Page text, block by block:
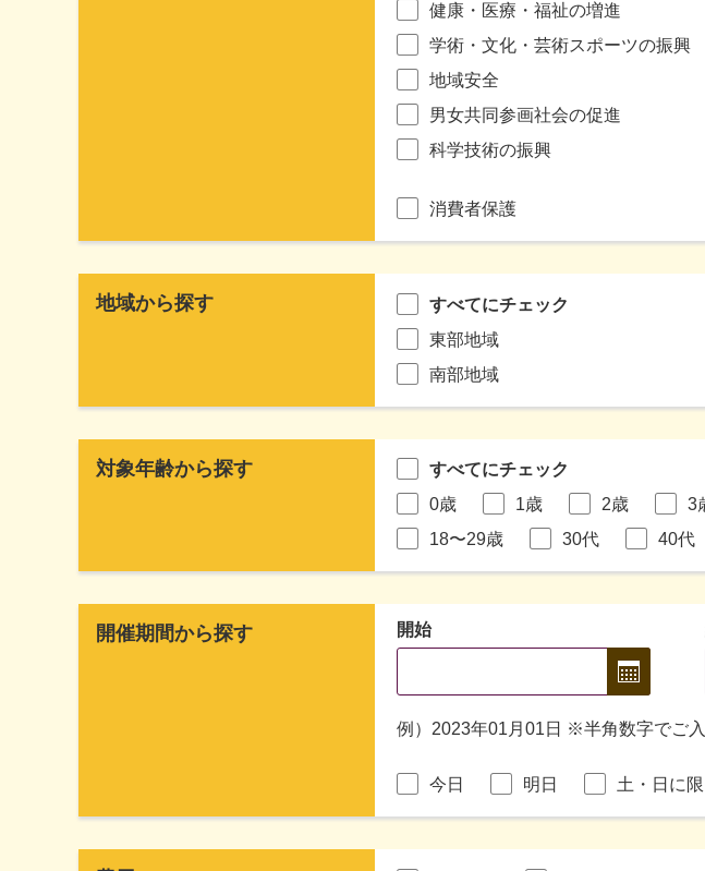
健康・医療・福祉の増進
学術・文化・芸術スポーツの振興
地域安全
男女共同参画社会の促進
科学技術の振興
消費者保護
地域から探す
すべてにチェック
東部地域
南部地域
対象年齢から探す
すべてにチェック
0歳
1歳 2歳 3
18〜29歳
30代 40代
開催期間から探す 開始
例）2023年01月01日 ※半角数字でご入
今日 明日 土・日に